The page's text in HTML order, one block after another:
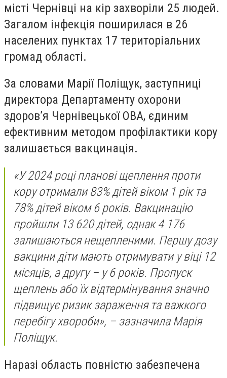
місті Чернівці на кір захворіли 25 людей.
Загалом інфекція поширилася в 26
населених пунктах 17 територіальних
громад області.
За словами Марії Поліщук, заступниці
директора Департаменту охорони
здоров’я Чернівецької ОВА, єдиним
ефективним методом профілактики кору
залишається вакцинація.
«У 2024 році планові щеплення проти
кору отримали 83% дітей віком 1 рік та
78% дітей віком 6 років. Вакцинацію
пройшли 13 620 дітей, однак 4 176
залишаються нещепленими. Першу дозу
вакцини діти мають отримувати у віці 12
місяців, а другу – у 6 років. Пропуск
щеплень або їх відтермінування значно
підвищує ризик зараження та важкого
перебігу хвороби», – зазначила Марія
Поліщук.
Наразі область повністю забезпечена